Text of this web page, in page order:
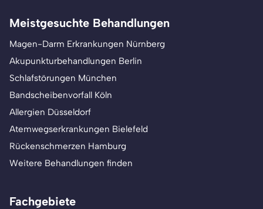
Meistgesuchte Behandlungen
Magen-Darm Erkrankungen Nürnberg
Akupunkturbehandlungen Berlin
Schlafstörungen München
Bandscheibenvorfall Köln
Allergien Düsseldorf
Atemwegserkrankungen Bielefeld
Rückenschmerzen Hamburg
Weitere Behandlungen finden
Fachgebiete